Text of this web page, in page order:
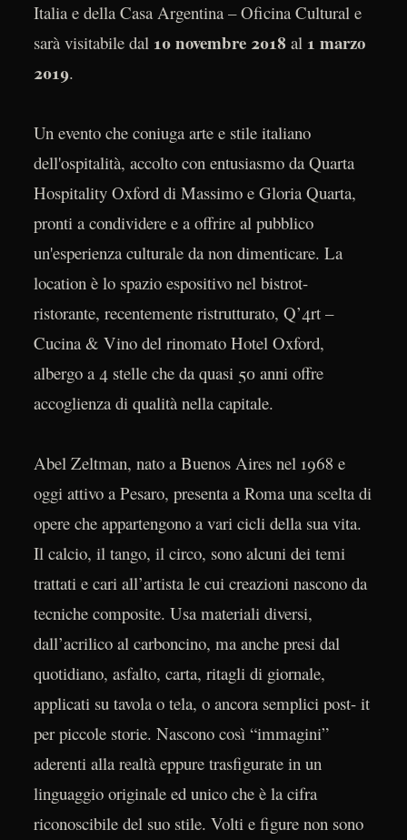
Italia e della Casa Argentina – Oficina Cultural e
sarà visitabile dal 10 novembre 2018 al 1 marzo
2019.
Un evento che coniuga arte e stile italiano
dell'ospitalità, accolto con entusiasmo da Quarta
Hospitality Oxford di Massimo e Gloria Quarta,
pronti a condividere e a offrire al pubblico
un'esperienza culturale da non dimenticare. La
location è lo spazio espositivo nel bistrot-
ristorante, recentemente ristrutturato, Q’4rt –
Cucina & Vino del rinomato Hotel Oxford,
albergo a 4 stelle che da quasi 50 anni offre
accoglienza di qualità nella capitale.
Abel Zeltman, nato a Buenos Aires nel 1968 e
oggi attivo a Pesaro, presenta a Roma una scelta di
opere che appartengono a vari cicli della sua vita.
Il calcio, il tango, il circo, sono alcuni dei temi
trattati e cari all’artista le cui creazioni nascono da
tecniche composite. Usa materiali diversi,
dall’acrilico al carboncino, ma anche presi dal
quotidiano, asfalto, carta, ritagli di giornale,
applicati su tavola o tela, o ancora semplici post- it
per piccole storie. Nascono così “immagini”
aderenti alla realtà eppure trasfigurate in un
linguaggio originale ed unico che è la cifra
riconoscibile del suo stile. Volti e figure non sono